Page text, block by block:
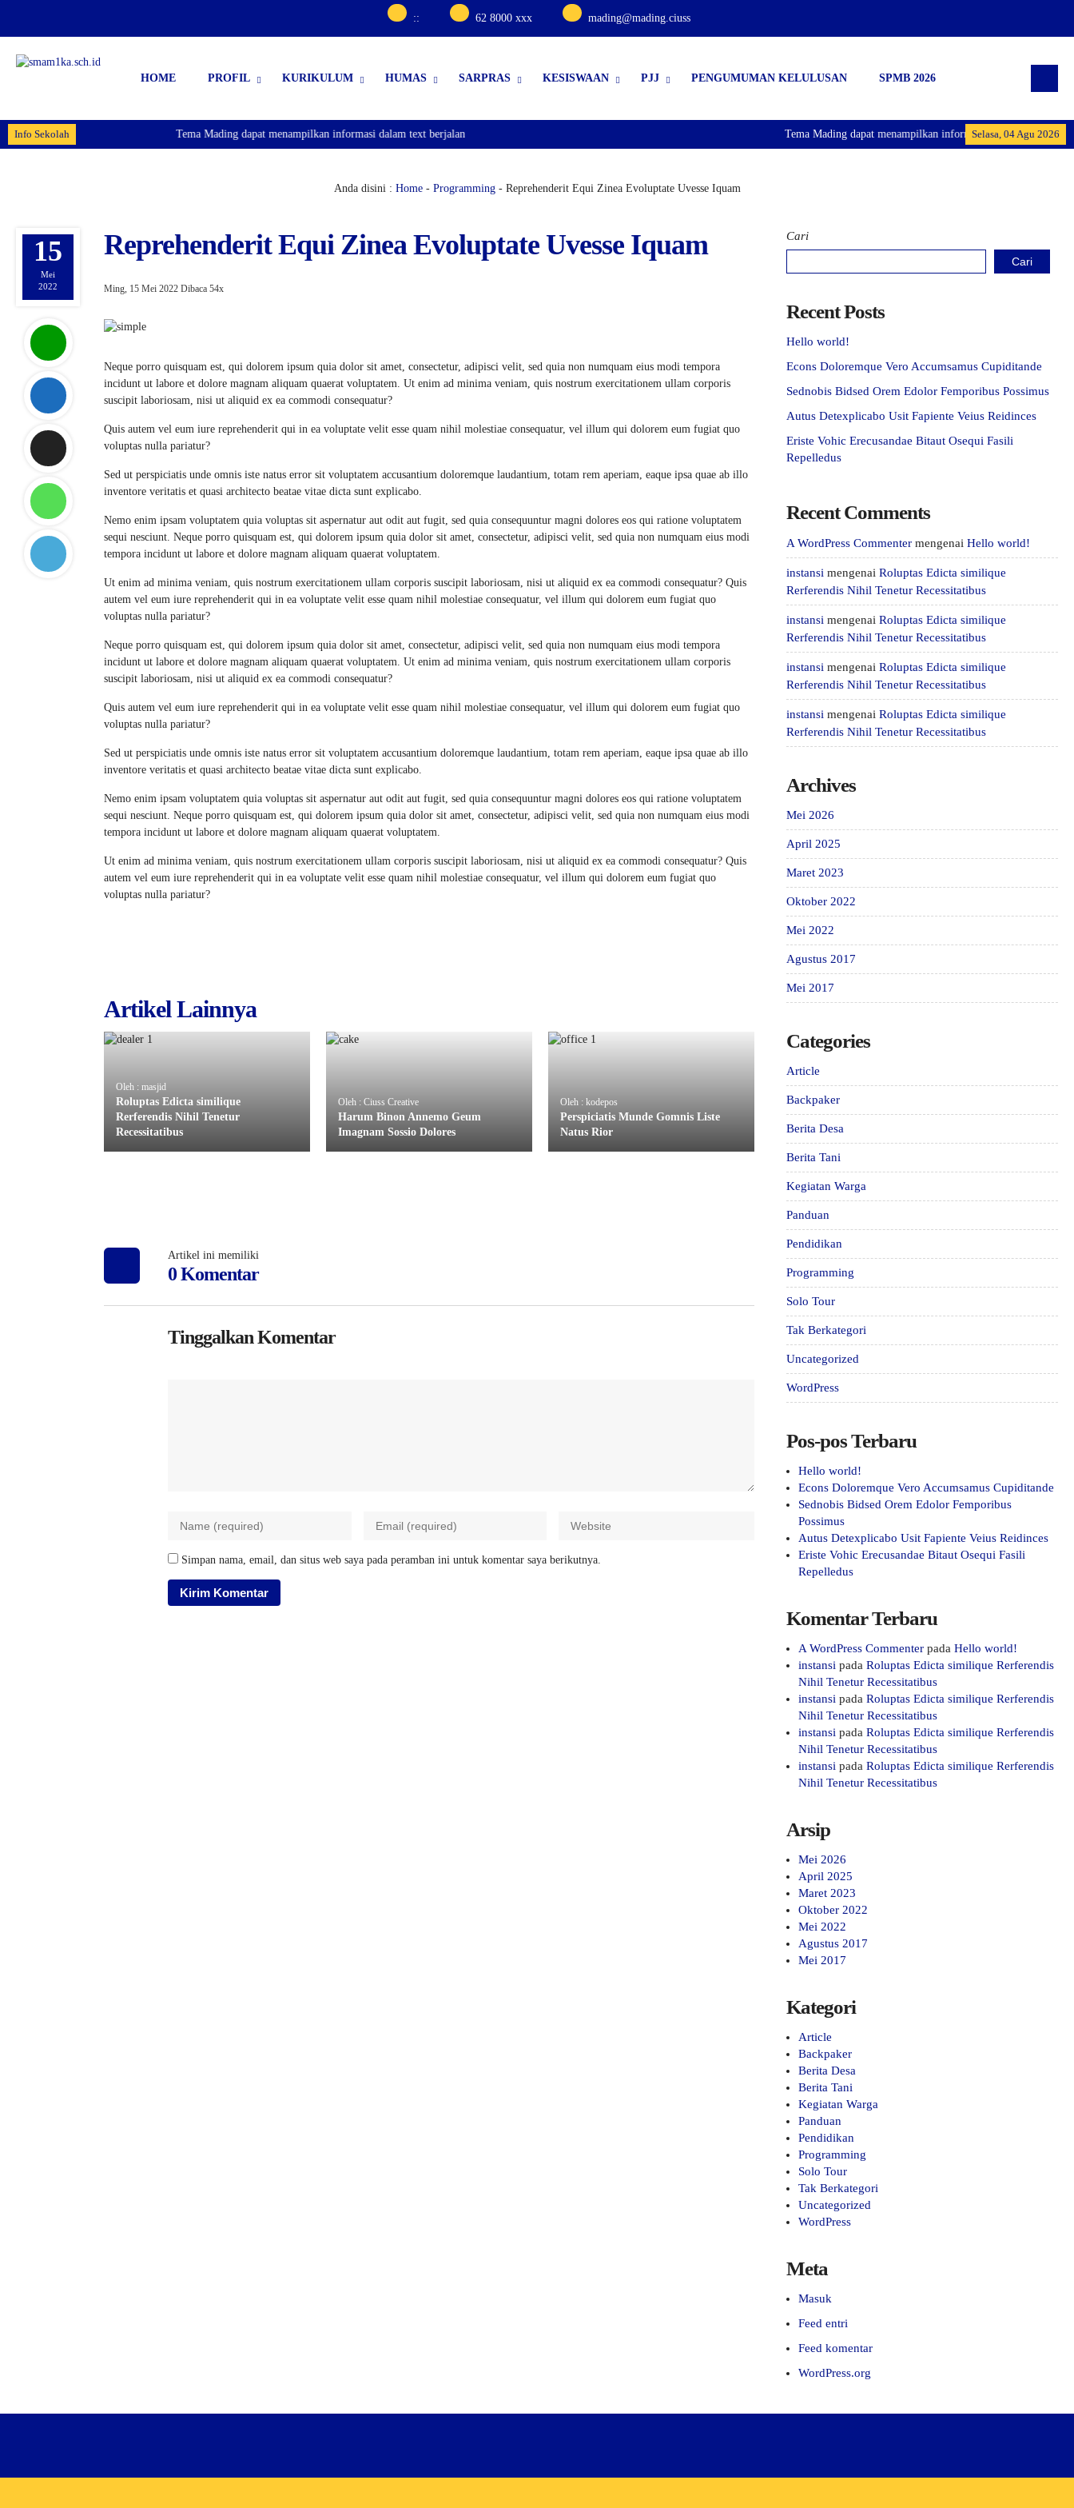
:: 62 8000 xxx mading@mading.ciuss
HOME PROFIL KURIKULUM HUMAS SARPRAS KESISWAAN PJJ PENGUMUMAN KELULUSAN SPMB 2026
Info Sekolah Selasa, 04 Agu 2026
Tema Mading dapat menampilkan informasi dalam text berjalan
Tema Mading dapat menampilkan informasi dalam text berjalan
Anda disini : Home- Programming- Reprehenderit Equi Zinea Evoluptate Uvesse Iquam
15
Mei
2022
Reprehenderit Equi Zinea Evoluptate Uvesse Iquam
Ming, 15 Mei 2022 Dibaca 54x
Neque porro quisquam est, qui dolorem ipsum quia dolor sit amet, consectetur, adipisci velit, sed quia non numquam eius modi tempora
incidunt ut labore et dolore magnam aliquam quaerat voluptatem. Ut enim ad minima veniam, quis nostrum exercitationem ullam corporis
suscipit laboriosam, nisi ut aliquid ex ea commodi consequatur?
Quis autem vel eum iure reprehenderit qui in ea voluptate velit esse quam nihil molestiae consequatur, vel illum qui dolorem eum fugiat quo
voluptas nulla pariatur?
Sed ut perspiciatis unde omnis iste natus error sit voluptatem accusantium doloremque laudantium, totam rem aperiam, eaque ipsa quae ab illo
inventore veritatis et quasi architecto beatae vitae dicta sunt explicabo.
Nemo enim ipsam voluptatem quia voluptas sit aspernatur aut odit aut fugit, sed quia consequuntur magni dolores eos qui ratione voluptatem
sequi nesciunt. Neque porro quisquam est, qui dolorem ipsum quia dolor sit amet, consectetur, adipisci velit, sed quia non numquam eius modi
tempora incidunt ut labore et dolore magnam aliquam quaerat voluptatem.
Ut enim ad minima veniam, quis nostrum exercitationem ullam corporis suscipit laboriosam, nisi ut aliquid ex ea commodi consequatur? Quis
autem vel eum iure reprehenderit qui in ea voluptate velit esse quam nihil molestiae consequatur, vel illum qui dolorem eum fugiat quo
voluptas nulla pariatur?
Neque porro quisquam est, qui dolorem ipsum quia dolor sit amet, consectetur, adipisci velit, sed quia non numquam eius modi tempora
incidunt ut labore et dolore magnam aliquam quaerat voluptatem. Ut enim ad minima veniam, quis nostrum exercitationem ullam corporis
suscipit laboriosam, nisi ut aliquid ex ea commodi consequatur?
Quis autem vel eum iure reprehenderit qui in ea voluptate velit esse quam nihil molestiae consequatur, vel illum qui dolorem eum fugiat quo
voluptas nulla pariatur?
Sed ut perspiciatis unde omnis iste natus error sit voluptatem accusantium doloremque laudantium, totam rem aperiam, eaque ipsa quae ab illo
inventore veritatis et quasi architecto beatae vitae dicta sunt explicabo.
Nemo enim ipsam voluptatem quia voluptas sit aspernatur aut odit aut fugit, sed quia consequuntur magni dolores eos qui ratione voluptatem
sequi nesciunt. Neque porro quisquam est, qui dolorem ipsum quia dolor sit amet, consectetur, adipisci velit, sed quia non numquam eius modi
tempora incidunt ut labore et dolore magnam aliquam quaerat voluptatem.
Ut enim ad minima veniam, quis nostrum exercitationem ullam corporis suscipit laboriosam, nisi ut aliquid ex ea commodi consequatur? Quis
autem vel eum iure reprehenderit qui in ea voluptate velit esse quam nihil molestiae consequatur, vel illum qui dolorem eum fugiat quo
voluptas nulla pariatur?
Artikel Lainnya
Oleh : masjid
Roluptas Edicta similique
Rerferendis Nihil Tenetur
Recessitatibus
Oleh : Ciuss Creative
Harum Binon Annemo Geum
Imagnam Sossio Dolores
Oleh : kodepos
Perspiciatis Munde Gomnis Liste
Natus Rior
Artikel ini memiliki
0 Komentar
Tinggalkan Komentar
Simpan nama, email, dan situs web saya pada peramban ini untuk komentar saya berikutnya.
Cari
Cari
Recent Posts
Hello world!
Econs Doloremque Vero Accumsamus Cupiditande
Sednobis Bidsed Orem Edolor Femporibus Possimus
Autus Detexplicabo Usit Fapiente Veius Reidinces
Eriste Vohic Erecusandae Bitaut Osequi Fasili
Repelledus
Recent Comments
A WordPress Commenter mengenai Hello world!
instansi mengenai Roluptas Edicta similique
Rerferendis Nihil Tenetur Recessitatibus
instansi mengenai Roluptas Edicta similique
Rerferendis Nihil Tenetur Recessitatibus
instansi mengenai Roluptas Edicta similique
Rerferendis Nihil Tenetur Recessitatibus
instansi mengenai Roluptas Edicta similique
Rerferendis Nihil Tenetur Recessitatibus
Archives
Mei 2026
April 2025
Maret 2023
Oktober 2022
Mei 2022
Agustus 2017
Mei 2017
Categories
Article
Backpaker
Berita Desa
Berita Tani
Kegiatan Warga
Panduan
Pendidikan
Programming
Solo Tour
Tak Berkategori
Uncategorized
WordPress
Pos-pos Terbaru
Hello world!
Econs Doloremque Vero Accumsamus Cupiditande
Sednobis Bidsed Orem Edolor Femporibus
Possimus
Autus Detexplicabo Usit Fapiente Veius Reidinces
Eriste Vohic Erecusandae Bitaut Osequi Fasili
Repelledus
Komentar Terbaru
A WordPress Commenter pada Hello world!
instansi pada Roluptas Edicta similique Rerferendis
Nihil Tenetur Recessitatibus
instansi pada Roluptas Edicta similique Rerferendis
Nihil Tenetur Recessitatibus
instansi pada Roluptas Edicta similique Rerferendis
Nihil Tenetur Recessitatibus
instansi pada Roluptas Edicta similique Rerferendis
Nihil Tenetur Recessitatibus
Arsip
Mei 2026
April 2025
Maret 2023
Oktober 2022
Mei 2022
Agustus 2017
Mei 2017
Kategori
Article
Backpaker
Berita Desa
Berita Tani
Kegiatan Warga
Panduan
Pendidikan
Programming
Solo Tour
Tak Berkategori
Uncategorized
WordPress
Meta
Masuk
Feed entri
Feed komentar
WordPress.org